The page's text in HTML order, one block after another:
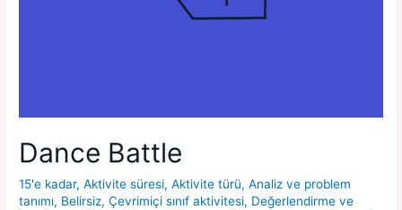
Dance Battle
15'e kadar,Aktivite süresi,Aktivite türü,Analiz ve problem
tanımı, Belirsiz,Çevrimiçi sınıf aktivitesi, Değerlendirme ve